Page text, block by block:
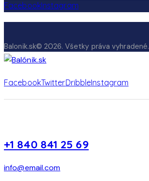
FacebookInstagram
Balonik.sk© 2026. Všetky práva vyhradené.
FacebookTwitterDribbleInstagram
+1 840 841 25 69
info@email.com